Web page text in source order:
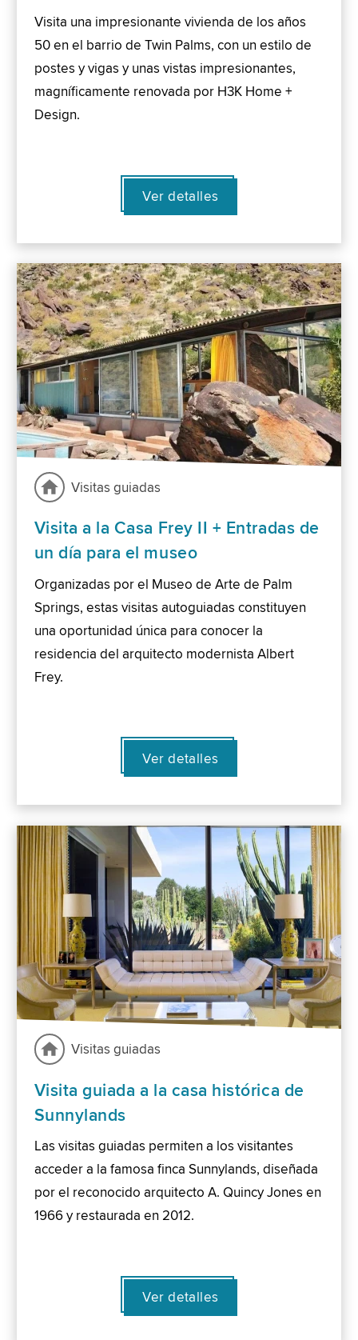
Visita una impresionante vivienda de los años
50 en el barrio de Twin Palms, con un estilo de
postes y vigas y unas vistas impresionantes,
magníficamente renovada por H3K Home +
Design.
Ver detalles
Visitas guiadas
Visita a la Casa Frey II + Entradas de
un día para el museo
Organizadas por el Museo de Arte de Palm
Springs, estas visitas autoguiadas constituyen
una oportunidad única para conocer la
residencia del arquitecto modernista Albert
Frey.
Ver detalles
Visitas guiadas
Visita guiada a la casa histórica de
Sunnylands
Las visitas guiadas permiten a los visitantes
acceder a la famosa finca Sunnylands, diseñada
por el reconocido arquitecto A. Quincy Jones en
1966 y restaurada en 2012.
Ver detalles